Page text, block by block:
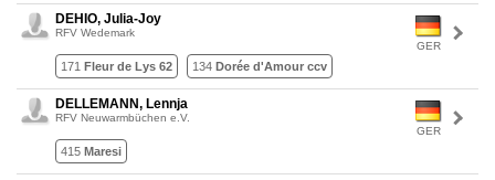
GER
DEHIO, Julia-Joy
RFV Wedemark
171 Fleur de Lys 62 134 Dorée d'Amour ccv
GER
DELLEMANN, Lennja
RFV Neuwarmbüchen e.V.
415 Maresi